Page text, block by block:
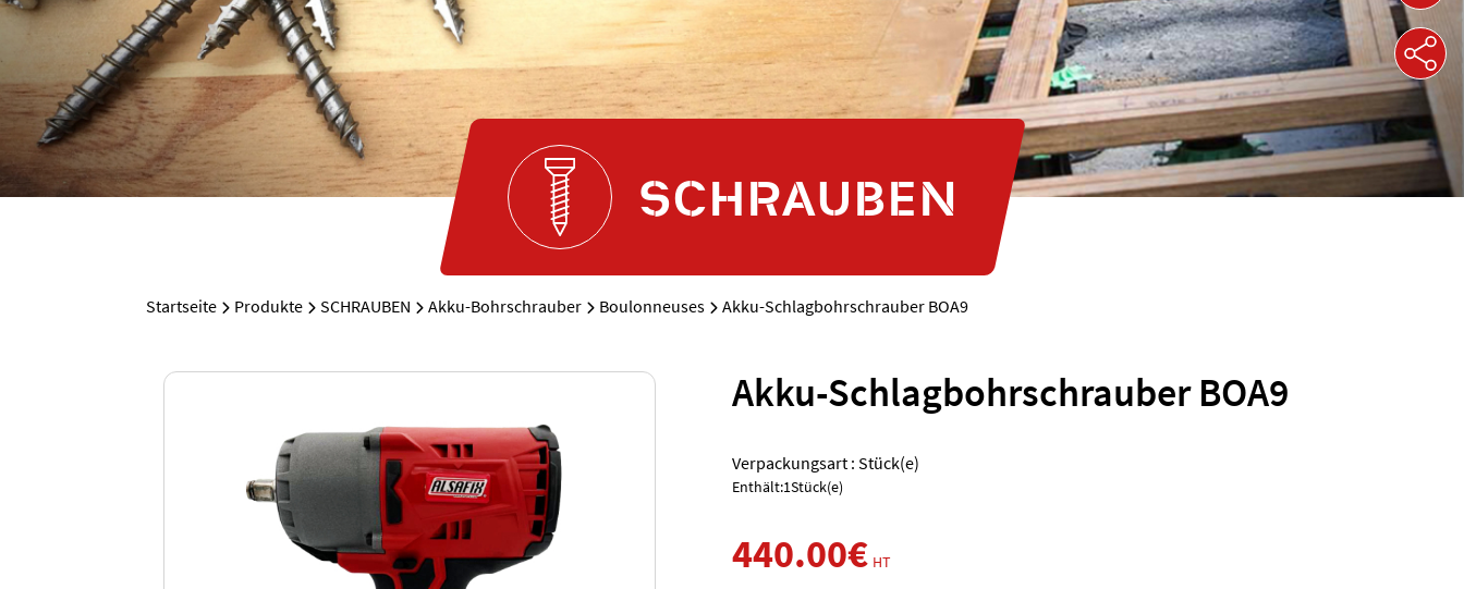
SCHRAUBEN
Startseite Produkte SCHRAUBEN Akku-Bohrschrauber Boulonneuses Akku-Schlagbohrschrauber BOA9
Akku-Schlagbohrschrauber BOA9
Verpackungsart : Stück(e)
Enthält:1Stück(e)
440.00€ HT